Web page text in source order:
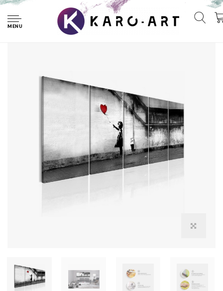
MENU
Schilderij - Banksy: Wegvliegende Ballon , meisje , rode
ballon , 5 luik, 2 maten, Print op echt Italiaans canvas, Wanddecoratie